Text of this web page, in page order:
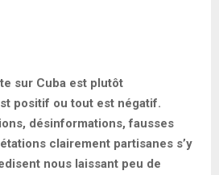
sur Cuba est plutôt
positif ou tout est négatif.
désinformations, fausses
clairement partisanes s’y
nous laissant peu de